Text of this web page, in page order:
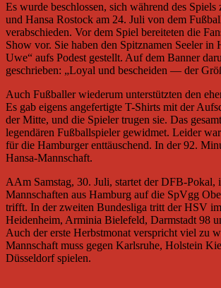
Es wurde beschlossen, sich während des
und Hansa Rostock am 24. Juli von dem
verabschieden. Vor dem Spiel bereiteten die
Show vor. Sie haben den Spitznamen Seeler in
Uwe“ aufs Podest gestellt. Auf dem Banner
geschrieben: „Loyal und bescheiden — der
Auch Fußballer wiederum unterstützten den
Es gab eigens angefertigte T-Shirts mit der
der Mitte, und die Spieler trugen sie. Das
legendären Fußballspieler gewidmet. Leider
für die Hamburger enttäuschend. In der 92.
Hansa-Mannschaft.
AAm Samstag, 30. Juli, startet der DFB-Pokal,
Mannschaften aus Hamburg auf die SpVgg
trifft. In der zweiten Bundesliga tritt der HSV
Heidenheim, Arminia Bielefeld, Darmstadt 98
Auch der erste Herbstmonat verspricht viel zu
Mannschaft muss gegen Karlsruhe, Holstein
Düsseldorf spielen.